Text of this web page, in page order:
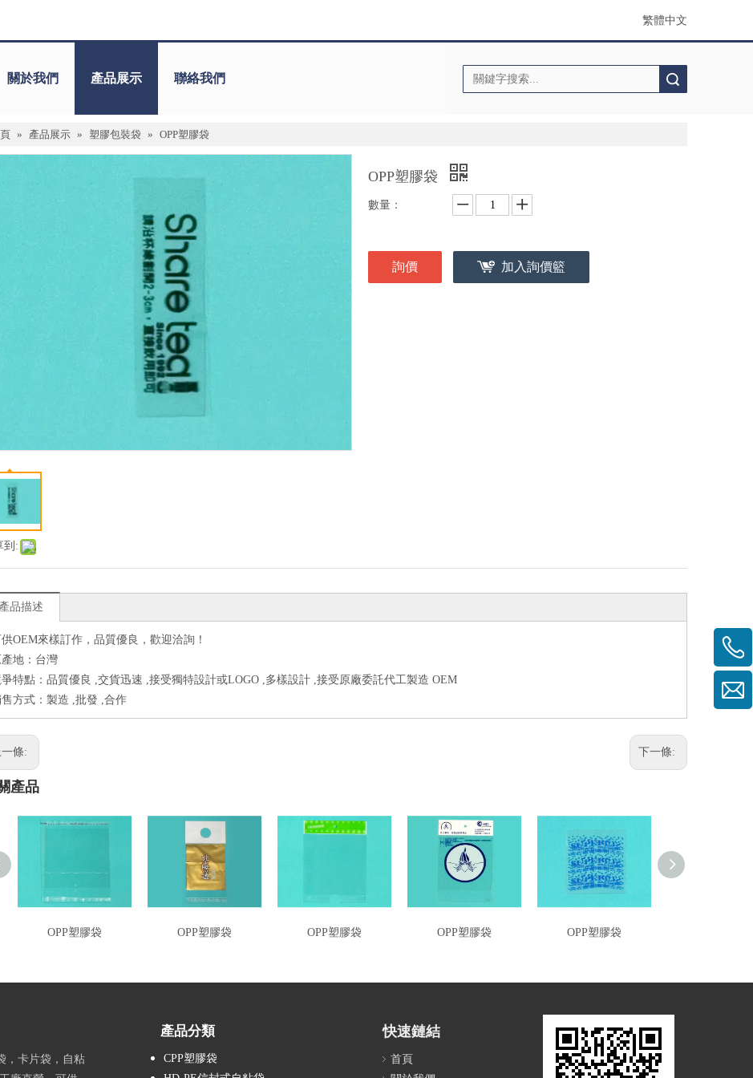
繁體中文
關於我們 產品展示 聯絡我們
» 產品展示 » 塑膠包裝袋 » OPP塑膠袋
到:
OPP塑膠袋
數量：
詢價 加入詢價籃
產品描述
OEM來樣訂作，品質優良，歡迎洽詢！
產地：台灣
特點：品質優良 ,交貨迅速 ,接受獨特設計或LOGO ,多樣設計 ,接受原廠委託代工製造 OEM
方式：製造 ,批發 ,合作
條: 下一條:
產品
OPP塑膠袋 OPP塑膠袋 OPP塑膠袋 OPP塑膠袋 OPP塑膠袋
，卡片袋，自粘
產品分類
CPP塑膠袋
快速鏈結
首頁